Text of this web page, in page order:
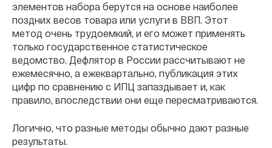
элементов набора берутся на основе наиболее
поздних весов товара или услуги в ВВП. Этот
метод очень трудоемкий, и его может применять
только государственное статистическое
ведомство. Дефлятор в России рассчитывают не
ежемесячно, а ежеквартально, публикация этих
цифр по сравнению с ИПЦ запаздывает и, как
правило, впоследствии они еще пересматриваются.
Логично, что разные методы обычно дают разные
результаты.